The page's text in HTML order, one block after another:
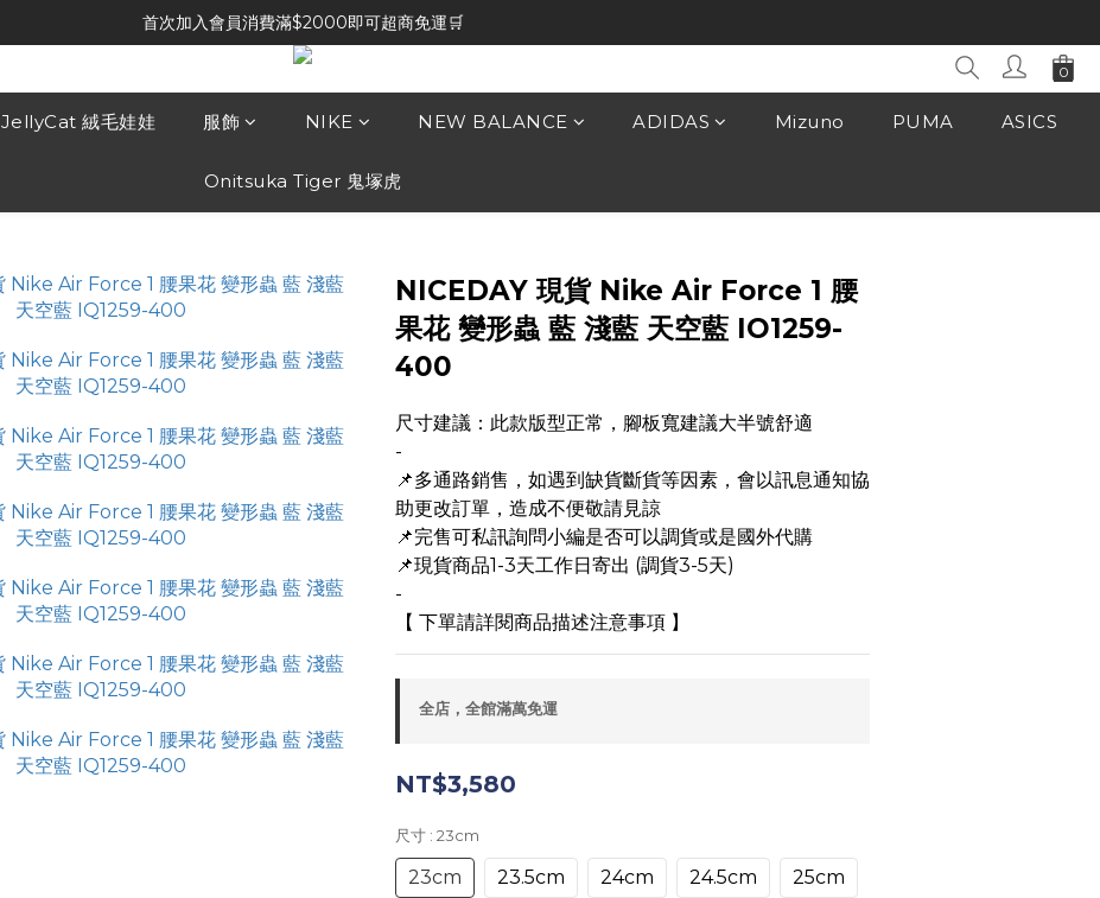
首次加入會員消費滿$2000即可超商免運🛒
JellyCat 絨毛娃娃 服飾 NIKE NEW BALANCE ADIDAS Mizuno PUMA ASICS
Onitsuka Tiger 鬼塚虎
NICEDAY 現貨 Nike Air Force 1 腰
果花 變形蟲 藍 淺藍 天空藍 IO1259-
400
尺寸建議：此款版型正常，腳板寬建議大半號舒適
-
📌多通路銷售，如遇到缺貨斷貨等因素，會以訊息通知協
助更改訂單，造成不便敬請見諒
📌完售可私訊詢問小編是否可以調貨或是國外代購
📌現貨商品1-3天工作日寄出 (調貨3-5天)
-
【 下單請詳閱商品描述注意事項 】
全店，全館滿萬免運
NT$3,580
尺寸 : 23cm
23cm 23.5cm 24cm 24.5cm 25cm